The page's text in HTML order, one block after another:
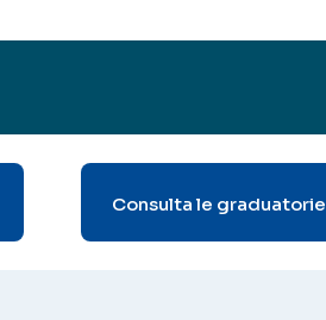
Consulta le graduatorie